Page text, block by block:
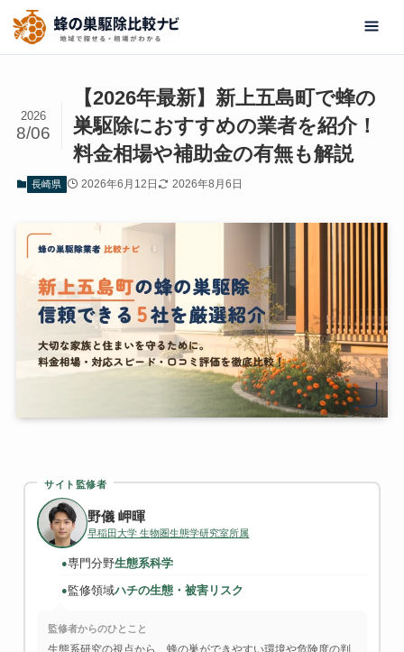
【2026年最新】新上五島町で蜂の
巣駆除におすすめの業者を紹介！
料金相場や補助金の有無も解説
2026
8/06
長崎県 2026年6月12日 2026年8月6日
サイト監修者
野儀 岬暉
早稲田大学 生物圏生態学研究室所属
●専門分野生態系科学
●監修領域ハチの生態・被害リスク
監修者からのひとこと
生態系研究の視点から、蜂の巣ができやすい環境や危険度の判